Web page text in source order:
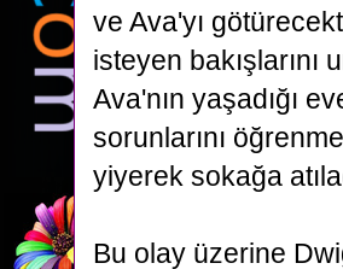
ve Ava'yı
isteyen bakışlarını
Ava'nın yaşadığı
sorunlarını
yiyerek sokağa
Bu olay üzerine